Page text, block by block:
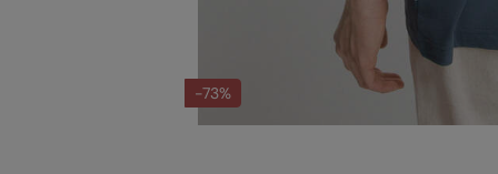
-73%